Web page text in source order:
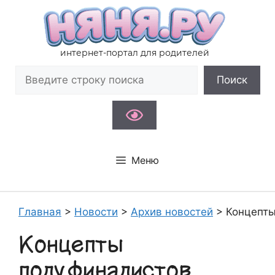
содержимому
интернет-портал для родителей
Поиск
Меню
Главная > Новости > Архив новостей >
Концепты